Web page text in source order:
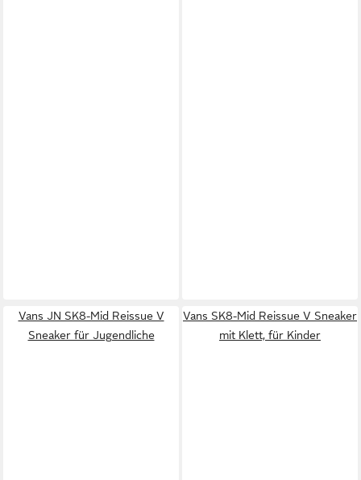
Vans JN SK8-Mid Reissue V
Sneaker für Jugendliche
Vans SK8-Mid Reissue V Sneaker
mit Klett, für Kinder